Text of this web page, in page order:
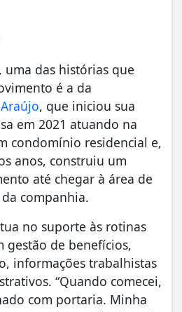
uma das histórias que
é a da
, que iniciou sua
em 2021 atuando na
condomínio residencial e,
anos, construiu um
até chegar à área de
companhia.
no suporte às rotinas
gestão de benefícios,
informações trabalhistas
“Quando comecei,
com portaria. Minha